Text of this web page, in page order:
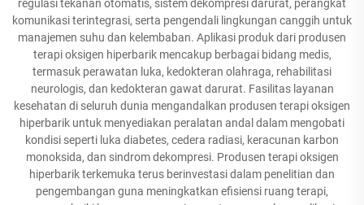
regulasi tekanan otomatis, sistem dekompresi darurat, perangkat
komunikasi terintegrasi, serta pengendali lingkungan canggih untuk
manajemen suhu dan kelembaban. Aplikasi produk dari produsen
terapi oksigen hiperbarik mencakup berbagai bidang medis,
termasuk perawatan luka, kedokteran olahraga, rehabilitasi
neurologis, dan kedokteran gawat darurat. Fasilitas layanan
kesehatan di seluruh dunia mengandalkan produsen terapi oksigen
hiperbarik untuk menyediakan peralatan andal dalam mengobati
kondisi seperti luka diabetes, cedera radiasi, keracunan karbon
monoksida, dan sindrom dekompresi. Produsen terapi oksigen
hiperbarik terkemuka terus berinvestasi dalam penelitian dan
pengembangan guna meningkatkan efisiensi ruang terapi,